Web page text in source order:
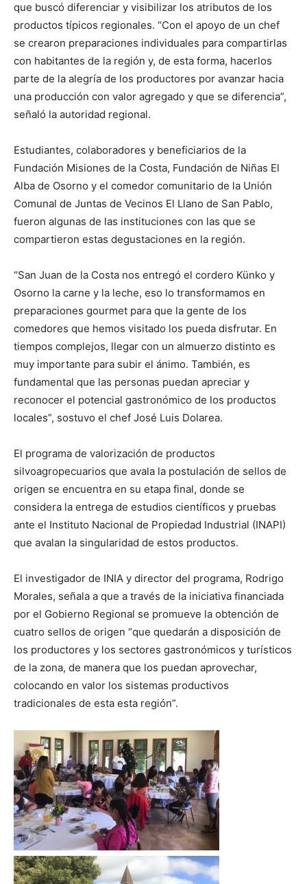
que buscó diferenciar y visibilizar los atributos de los
productos típicos regionales. “Con el apoyo de un chef
se crearon preparaciones individuales para compartirlas
con habitantes de la región y, de esta forma, hacerlos
parte de la alegría de los productores por avanzar hacia
una producción con valor agregado y que se diferencia”,
señaló la autoridad regional.
Estudiantes, colaboradores y beneficiarios de la
Fundación Misiones de la Costa, Fundación de Niñas El
Alba de Osorno y el comedor comunitario de la Unión
Comunal de Juntas de Vecinos El Llano de San Pablo,
fueron algunas de las instituciones con las que se
compartieron estas degustaciones en la región.
“San Juan de la Costa nos entregó el cordero Künko y
Osorno la carne y la leche, eso lo transformamos en
preparaciones gourmet para que la gente de los
comedores que hemos visitado los pueda disfrutar. En
tiempos complejos, llegar con un almuerzo distinto es
muy importante para subir el ánimo. También, es
fundamental que las personas puedan apreciar y
reconocer el potencial gastronómico de los productos
locales”, sostuvo el chef José Luis Dolarea.
El programa de valorización de productos
silvoagropecuarios que avala la postulación de sellos de
origen se encuentra en su etapa final, donde se
considera la entrega de estudios científicos y pruebas
ante el Instituto Nacional de Propiedad Industrial (INAPI)
que avalan la singularidad de estos productos.
El investigador de INIA y director del programa, Rodrigo
Morales, señala a que a través de la iniciativa financiada
por el Gobierno Regional se promueve la obtención de
cuatro sellos de origen “que quedarán a disposición de
los productores y los sectores gastronómicos y turísticos
de la zona, de manera que los puedan aprovechar,
colocando en valor los sistemas productivos
tradicionales de esta esta región”.